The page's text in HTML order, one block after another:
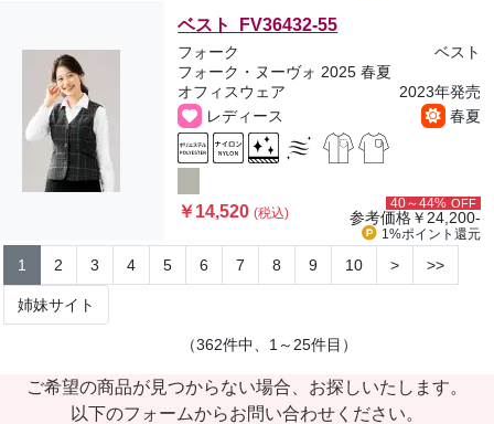
ベスト FV36432-55
フォーク
ベスト
フォーク・ヌーヴォ 2025 春夏
オフィスウェア
2023年発売
レディース
春夏
￥14,520(税込)
40～44% OFF
参考価格￥24,200-
1%ポイント 還元
1 2 3 4 5 6 7 8 9 10 > >>
姉妹サイト
（362件中、1～25件目）
ご希望の商品が見つからない場合、お探しいたします。
以下のフォームからお問い合わせください。